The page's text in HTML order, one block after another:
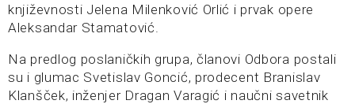
književnosti Jelena Milenković Orlić i prvak opere
Aleksandar Stamatović.
Na predlog poslaničkih grupa, članovi Odbora postali
su i glumac Svetislav Goncić, prodecent Branislav
Klanšček, inženjer Dragan Varagić i naučni savetnik